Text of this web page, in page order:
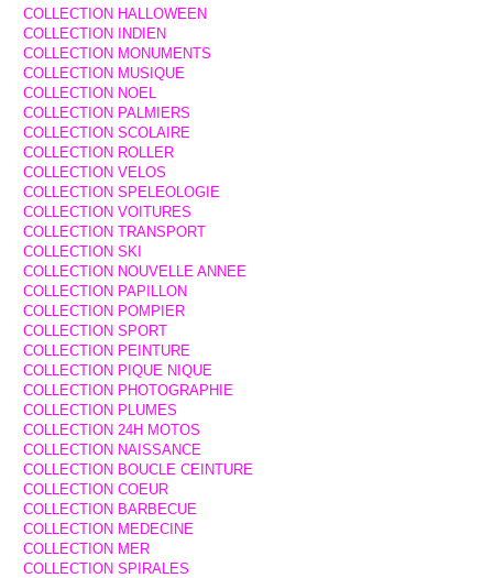
COLLECTION HALLOWEEN
COLLECTION INDIEN
COLLECTION MONUMENTS
COLLECTION MUSIQUE
COLLECTION NOEL
COLLECTION PALMIERS
COLLECTION SCOLAIRE
COLLECTION ROLLER
COLLECTION VELOS
COLLECTION SPELEOLOGIE
COLLECTION VOITURES
COLLECTION TRANSPORT
COLLECTION SKI
COLLECTION NOUVELLE ANNEE
COLLECTION PAPILLON
COLLECTION POMPIER
COLLECTION SPORT
COLLECTION PEINTURE
COLLECTION PIQUE NIQUE
COLLECTION PHOTOGRAPHIE
COLLECTION PLUMES
COLLECTION 24H MOTOS
COLLECTION NAISSANCE
COLLECTION BOUCLE CEINTURE
COLLECTION COEUR
COLLECTION BARBECUE
COLLECTION MEDECINE
COLLECTION MER
COLLECTION SPIRALES